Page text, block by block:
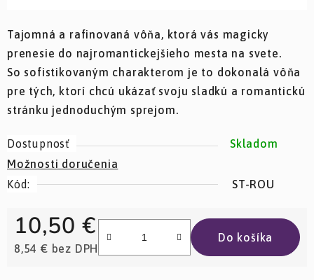
Tajomná a rafinovaná vôňa, ktorá vás magicky
prenesie do najromantickejšieho mesta na svete.
So sofistikovaným charakterom je to dokonalá vôňa
pre tých, ktorí chcú ukázať svoju sladkú a romantickú
stránku jednoduchým sprejom.
Dostupnosť
Skladom
Možnosti doručenia
Kód:
ST-ROU
10,50 €
8,54 € bez DPH
Do košíka